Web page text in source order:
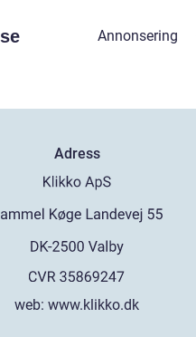
se Annonsering
Adress
web:www.klikko.dk